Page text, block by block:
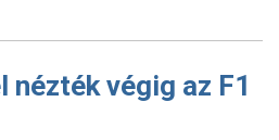
nézték végig az F1